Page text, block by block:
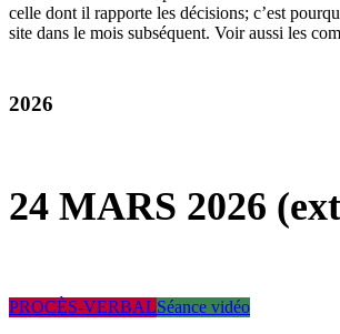
celle dont il rapporte les décisions; c’est
site dans le mois subséquent. Voir aussi les
2026
24 MARS 2026
PROCÈS-VERBALSéance vidéo